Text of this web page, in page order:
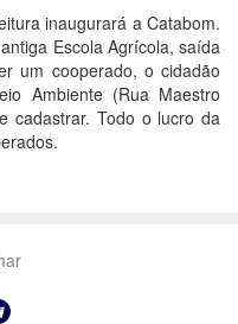
inaugurará a Catabom.
Escola Agrícola, saída
um cooperado, o cidadão
Ambiente (Rua Maestro
cadastrar. Todo o lucro da